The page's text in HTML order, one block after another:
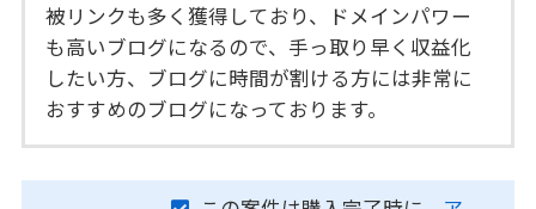
被リンクも多く獲得しており、ドメインパワー
も高いブログになるので、手っ取り早く収益化
したい方、ブログに時間が割ける方には非常に
おすすめのブログになっております。